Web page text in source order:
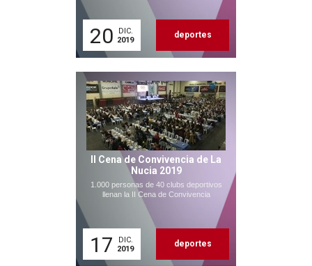
20
DIC.
2019
deportes
II Cena de Convivencia de La
Nucia 2019
1.000 personas de 40 clubs deportivos
llenan la II Cena de Convivencia
17
DIC.
2019
deportes